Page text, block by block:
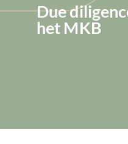
Due
het MKB